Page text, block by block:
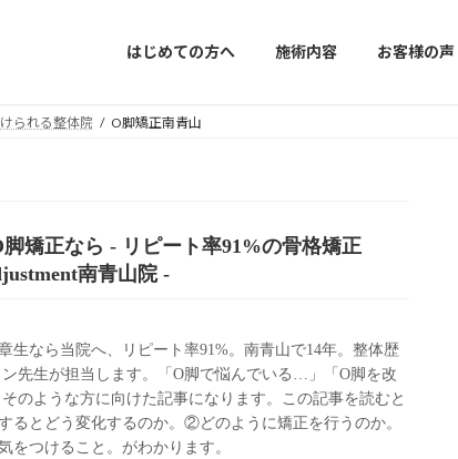
はじめての方へ 施術内容 お客様の声
られる整体院 O脚矯正南青山
矯正なら - リピート率91%の骨格矯正
南青山院 -
生なら当院へ、リピート率91%。南青山で14年。整体歴
ン先生が担当します。「O脚で悩んでいる…」「O脚を改
のような方に向けた記事になります。この記事を読むと
るとどう変化するのか。②どのように矯正を行うのか。
をつけること。がわかります。